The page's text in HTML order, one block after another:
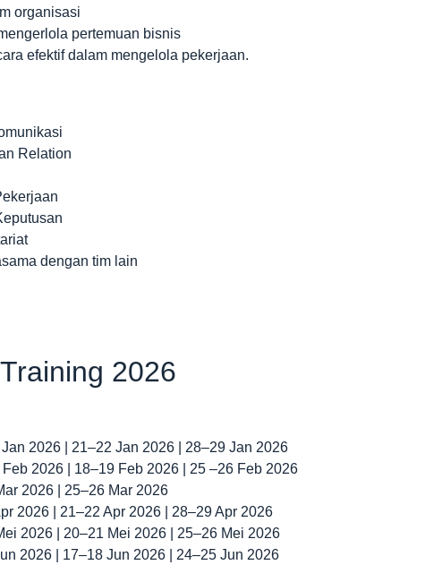
organisasi
pertemuan bisnis
efektif dalam mengelola pekerjaan.
Relation
dengan tim lain
2026
2026 | 21–22 Jan 2026 | 28–29 Jan 2026
2026 | 18–19 Feb 2026 | 25 –26 Feb 2026
2026 | 25–26 Mar 2026
2026 | 21–22 Apr 2026 | 28–29 Apr 2026
2026 | 20–21 Mei 2026 | 25–26 Mei 2026
2026 | 17–18 Jun 2026 | 24–25 Jun 2026